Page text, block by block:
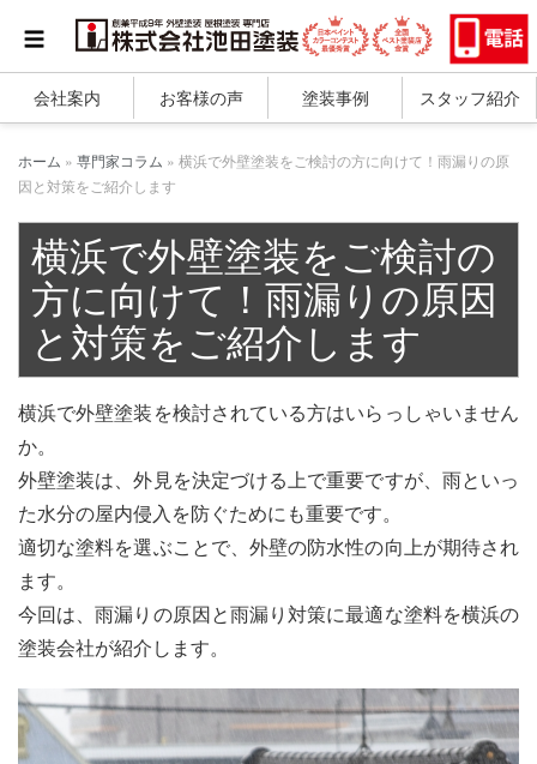
会社案内 お客様の声 塗装事例 スタッフ紹介
ホーム » 専門家コラム » 横浜で外壁塗装をご検討の方に向けて！雨漏りの原
因と対策をご紹介します
横浜で外壁塗装をご検討の
方に向けて！雨漏りの原因
と対策をご紹介します
横浜で外壁塗装を検討されている方はいらっしゃいません
か。
外壁塗装は、外見を決定づける上で重要ですが、雨といっ
た水分の屋内侵入を防ぐためにも重要です。
適切な塗料を選ぶことで、外壁の防水性の向上が期待され
ます。
今回は、雨漏りの原因と雨漏り対策に最適な塗料を横浜の
塗装会社が紹介します。